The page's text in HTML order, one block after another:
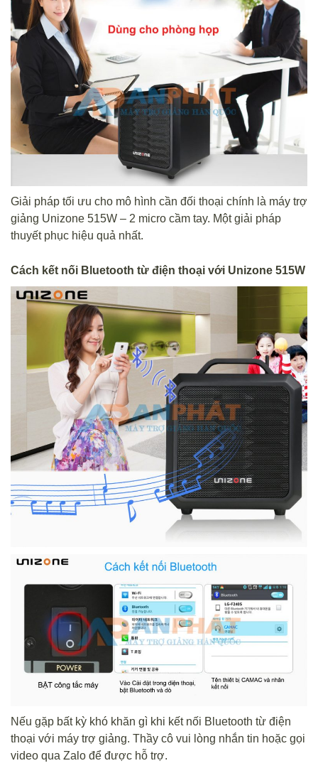
Giải pháp tối ưu cho mô hình cần đối thoại chính là máy trợ
giảng Unizone 515W – 2 micro cầm tay. Một giải pháp
thuyết phục hiệu quả nhất.
Cách kết nối Bluetooth từ điện thoại với Unizone 515W
Nếu gặp bất kỳ khó khăn gì khi kết nối Bluetooth từ điện
thoại với máy trợ giảng. Thầy cô vui lòng nhắn tin hoặc gọi
video qua Zalo để được hỗ trợ.